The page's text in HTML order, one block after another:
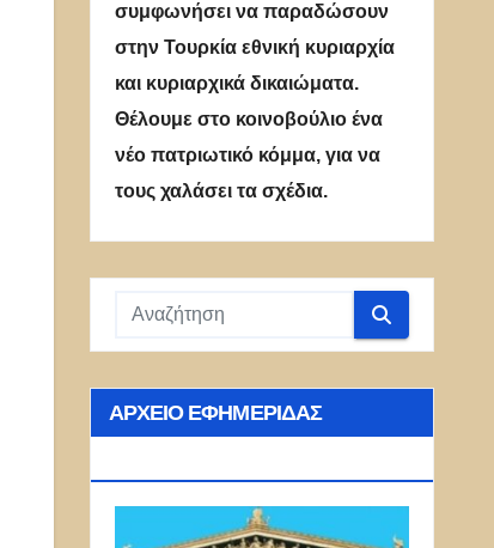
συμφωνήσει να παραδώσουν
στην Τουρκία εθνική κυριαρχία
και κυριαρχικά δικαιώματα.
Θέλουμε στο κοινοβούλιο ένα
νέο πατριωτικό κόμμα, για να
τους χαλάσει τα σχέδια.
ΑΡΧΕΊΟ ΕΦΗΜΕΡΊΔΑΣ